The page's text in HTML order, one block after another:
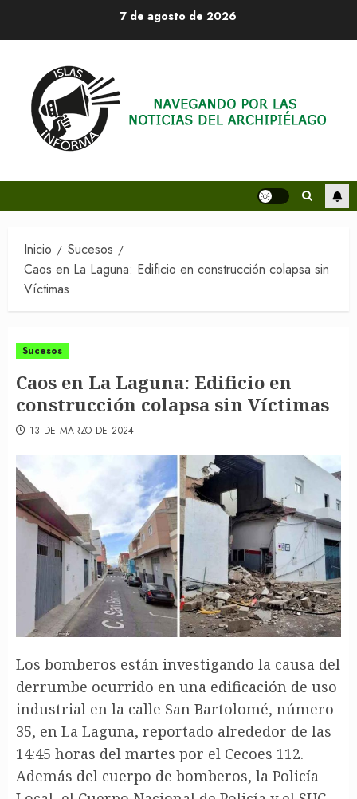
7 de agosto de 2026
Inicio
Sucesos
Caos en La Laguna: Edificio en construcción colapsa sin
Víctimas
Sucesos
Caos en La Laguna: Edificio en
construcción colapsa sin Víctimas
13 DE MARZO DE 2024
Los bomberos están investigando la causa del
derrumbe ocurrido en una edificación de uso
industrial en la calle San Bartolomé, número
35, en La Laguna, reportado alrededor de las
14:45 horas del martes por el Cecoes 112.
Además del cuerpo de bomberos, la Policía